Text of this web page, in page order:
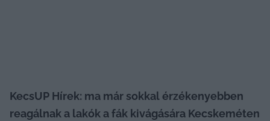
KecsUP Hírek: ma már sokkal érzékenyebben
reagálnak a lakók a fák kivágására Kecskeméten